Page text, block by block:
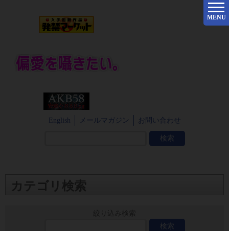
English メールマガジン お問い合わせ
MENU
カテゴリ検索